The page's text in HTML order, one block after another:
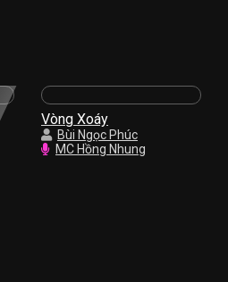
Vòng Xoáy
Bùi Ngọc Phúc
MC Hồng Nhung